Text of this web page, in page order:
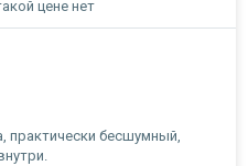
цене нет
практически бесшумный,